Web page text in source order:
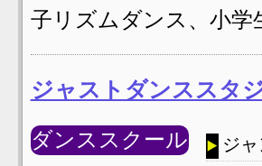
子リズムダンス、小
ジャストダンススタ
ダンススクール ジ